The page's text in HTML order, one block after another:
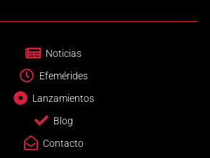
Noticias
Efemérides
Lanzamientos
Blog
Contacto